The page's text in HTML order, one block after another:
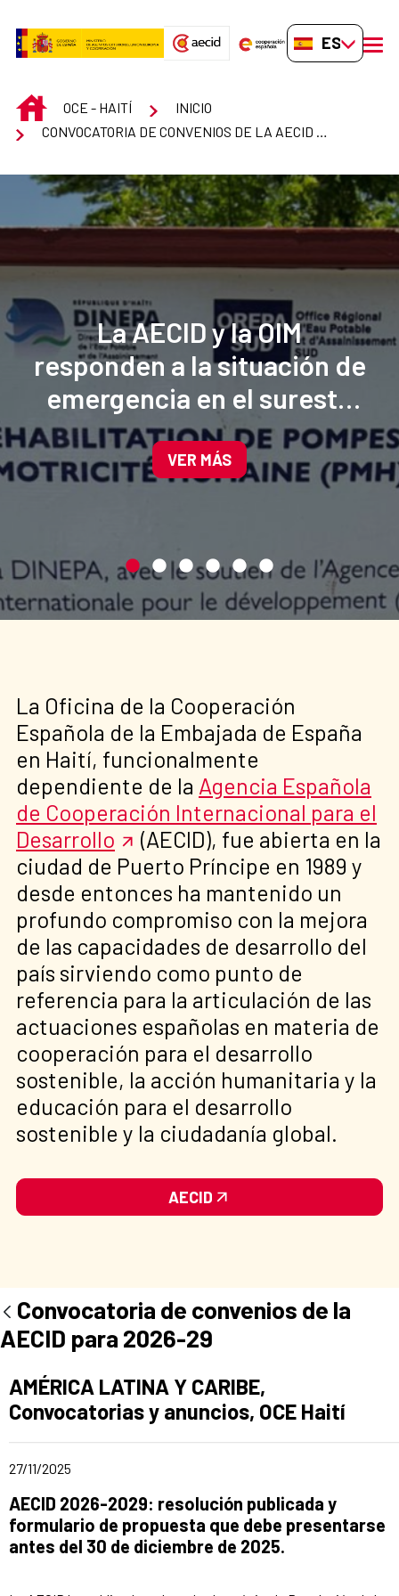
ES-ES
INICIOOCE - HAITÍ
INICIO
La AECID y la OIM
responden a la situación de
emergencia en el sureste
de Haití para mejorar el
acceso al agua potable.
VER MÁS
La Oficina de la Cooperación
Española de la Embajada de España
en Haití, funcionalmente
dependiente de la Agencia Española
de Cooperación Internacional para el
Desarrollo
(AECID), fue abierta en la
ciudad de Puerto Príncipe en 1989 y
desde entonces ha mantenido un
profundo compromiso con la mejora
de las capacidades de desarrollo del
país sirviendo como punto de
referencia para la articulación de las
actuaciones españolas en materia de
cooperación para el desarrollo
sostenible, la acción humanitaria y la
educación para el desarrollo
sostenible y la ciudadanía global.
AECID
Convocatoria de convenios de la
AECID para 2026-29
Apartado del anuncio:
AMÉRICA LATINA Y CARIBE,
Convocatorias y anuncios, OCE Haití
Fecha de publicación de la noticia
27/11/2025
Título del anuncio:
AECID 2026-2029: resolución publicada y
formulario de propuesta que debe presentarse
antes del 30 de diciembre de 2025.